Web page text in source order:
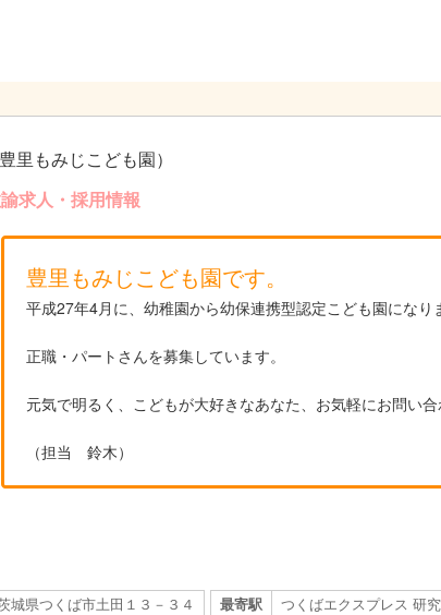
もみじこども園）
求人・採用情報
豊里もみじこども園です。
平成27年4月に、幼稚園から幼保連携型認定こども園になり
正職・パートさんを募集しています。
元気で明るく、こどもが大好きなあなた、お気軽にお問い合
（担当 鈴木）
城県つくば市土田１３－３４ 最寄駅 つくばエクスプレス 研